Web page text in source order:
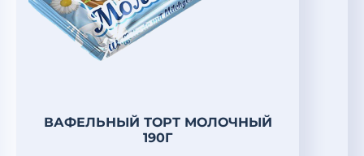
ВАФЕЛЬНЫЙ ТОРТ МОЛОЧНЫЙ
190Г